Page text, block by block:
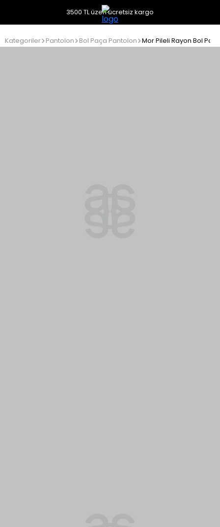
3500 TL üzeri ücretsiz kargo
Kategoriler Pantolon Bol Paça Pantolon Mor Pileli Rayon Bol